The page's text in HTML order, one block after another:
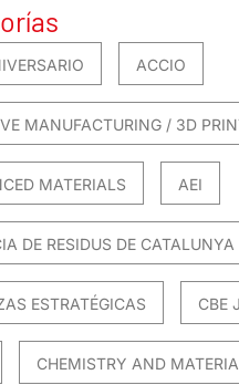
ACCIO
MANUFACTURING / 3D
MATERIALS AEI
DE RESIDUS DE CATALUNYA
ESTRATÉGICAS CBE
CHEMISTRY AND